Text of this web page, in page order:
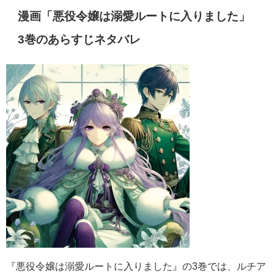
漫画「悪役令嬢は溺愛ルートに入りました」
3巻のあらすじネタバレ
『悪役令嬢は溺愛ルートに入りました』の3巻では、ルチア